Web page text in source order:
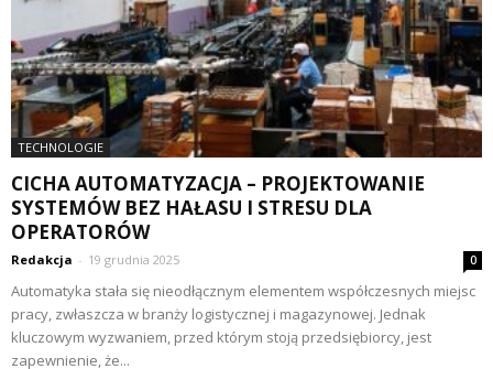
TECHNOLOGIE
CICHA AUTOMATYZACJA – PROJEKTOWANIE
SYSTEMÓW BEZ HAŁASU I STRESU DLA
OPERATORÓW
Redakcja - 19 grudnia 2025 0
Automatyka stała się nieodłącznym elementem współczesnych miejsc
pracy, zwłaszcza w branży logistycznej i magazynowej. Jednak
kluczowym wyzwaniem, przed którym stoją przedsiębiorcy, jest
zapewnienie, że...